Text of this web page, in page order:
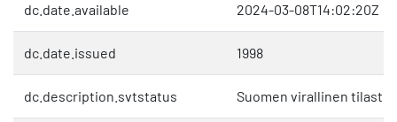
dc.date.available 2024-03-08T14:02:20Z
dc.date.issued 1998
dc.description.svtstatus Suomen virallinen tilasto